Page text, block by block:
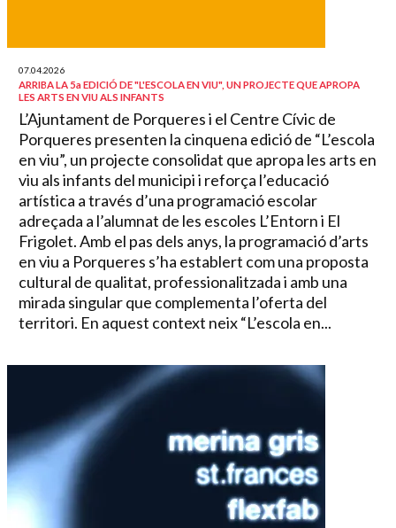
07.04.2026
ARRIBA LA 5a EDICIÓ DE "L'ESCOLA EN VIU", UN PROJECTE QUE APROPA
LES ARTS EN VIU ALS INFANTS
L’Ajuntament de Porqueres i el Centre Cívic de
Porqueres presenten la cinquena edició de “L’escola
en viu”, un projecte consolidat que apropa les arts en
viu als infants del municipi i reforça l’educació
artística a través d’una programació escolar
adreçada a l’alumnat de les escoles L’Entorn i El
Frigolet. Amb el pas dels anys, la programació d’arts
en viu a Porqueres s’ha establert com una proposta
cultural de qualitat, professionalitzada i amb una
mirada singular que complementa l’oferta del
territori. En aquest context neix “L’escola en...